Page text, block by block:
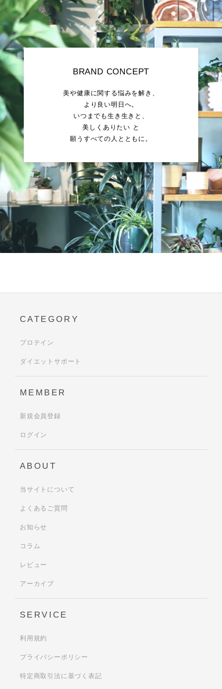
BRAND CONCEPT
美や健康に関する悩みを解き、
より良い明日へ。
いつまでも生き生きと、
美しくありたい と
願うすべての人とともに。
CATEGORY
プロテイン
ダイエットサポート
MEMBER
新規会員登録
ログイン
ABOUT
当サイトについて
よくあるご質問
お知らせ
コラム
レビュー
アーカイブ
SERVICE
利用規約
プライバシーポリシー
特定商取引法に基づく表記